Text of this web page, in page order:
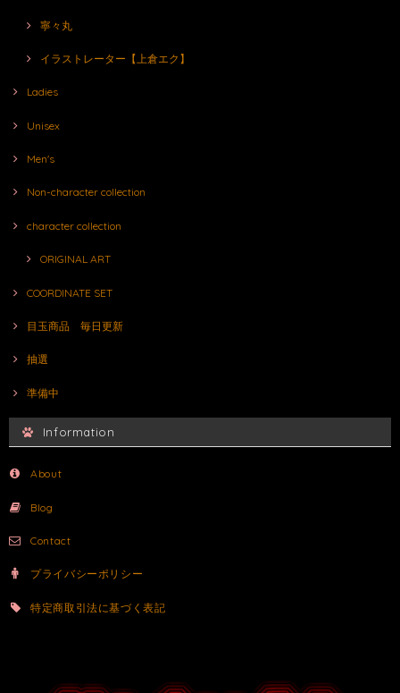
寧々丸
イラストレーター【上倉エク】
Ladies
Unisex
Men's
Non-character collection
character collection
ORIGINAL ART
COORDINATE SET
目玉商品 毎日更新
抽選
準備中
Information
About
Blog
Contact
プライバシーポリシー
特定商取引法に基づく表記